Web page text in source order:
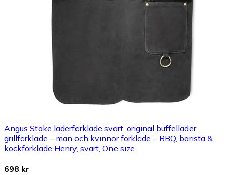
Angus Stoke läderförkläde svart, original buffelläder
grillförkläde – män och kvinnor förkläde – BBQ, barista &
kockförkläde Henry, svart, One size
698 kr